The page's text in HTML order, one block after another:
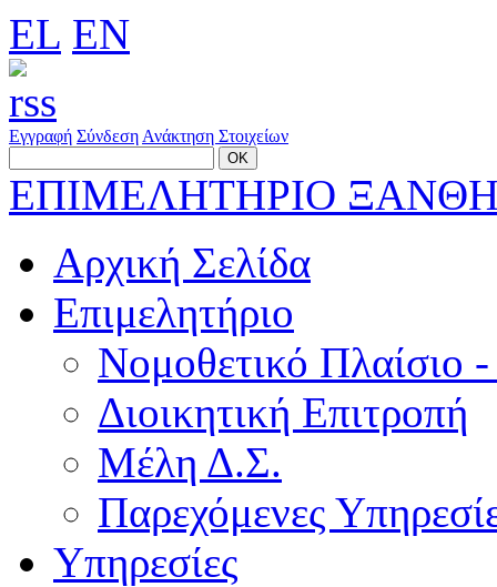
EL EN
Εγγραφή Σύνδεση Ανάκτηση Στοιχείων
ΕΠΙΜΕΛΗΤΗΡΙΟ
Αρχική Σελίδα
Επιμελητήριο
Νομοθετικό Πλαίσιο
Διοικητική Επιτροπή
Μέλη Δ.Σ.
Παρεχόμενες
Υπηρεσίες